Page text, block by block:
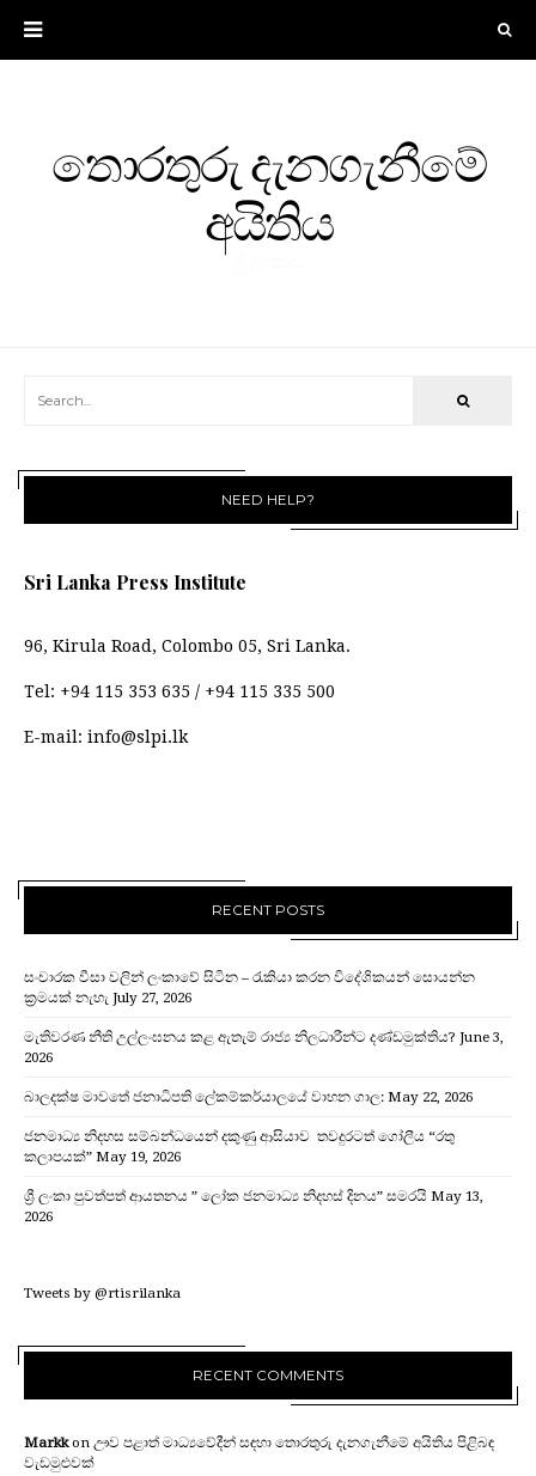
තොරතුරු දැනගැනීමේ
අයිතිය
NEED HELP?
Sri Lanka Press Institute
96, Kirula Road, Colombo 05, Sri Lanka.
Tel: +94 115 353 635 / +94 115 335 500
E-mail: info@slpi.lk
RECENT POSTS
සංචාරක වීසා වලින් ලංකාවේ සිටින – රැකියා කරන විදේශිකයන් සොයන්න
ක්‍රමයක් නැහැ July 27, 2026
මැතිවරණ නීති උල්ලංඝනය කළ ඇතැම් රාජ්‍ය නිලධාරීන්ට දණ්ඩමුක්තිය? June 3,
2026
බාලදක්ෂ මාවතේ ජනාධිපති ලේකම්කර්යාලයේ වාහන ගාල: May 22, 2026
ජනමාධ්‍ය නිදහස සම්බන්ධයෙන් දකුණු ආසියාව තවදුරටත් ගෝලීය “රතු
කලාපයක්” May 19, 2026
ශ්‍රී ලංකා පුවත්පත් ආයතනය ” ලෝක ජනමාධ්‍ය නිදහස් දිනය” සමරයි May 13,
2026
Tweets by @rtisrilanka
RECENT COMMENTS
Markkon ඌව පළාත් මාධ්‍යවේදීන් සඳහා තොරතුරු දැනගැනීමේ අයිතිය පිළිබඳ
වැඩමුළුවක්